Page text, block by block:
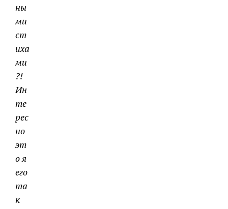
ны
ми
ст
иха
ми
?!
Ин
те
рес
но
эт
о я
его
та
к